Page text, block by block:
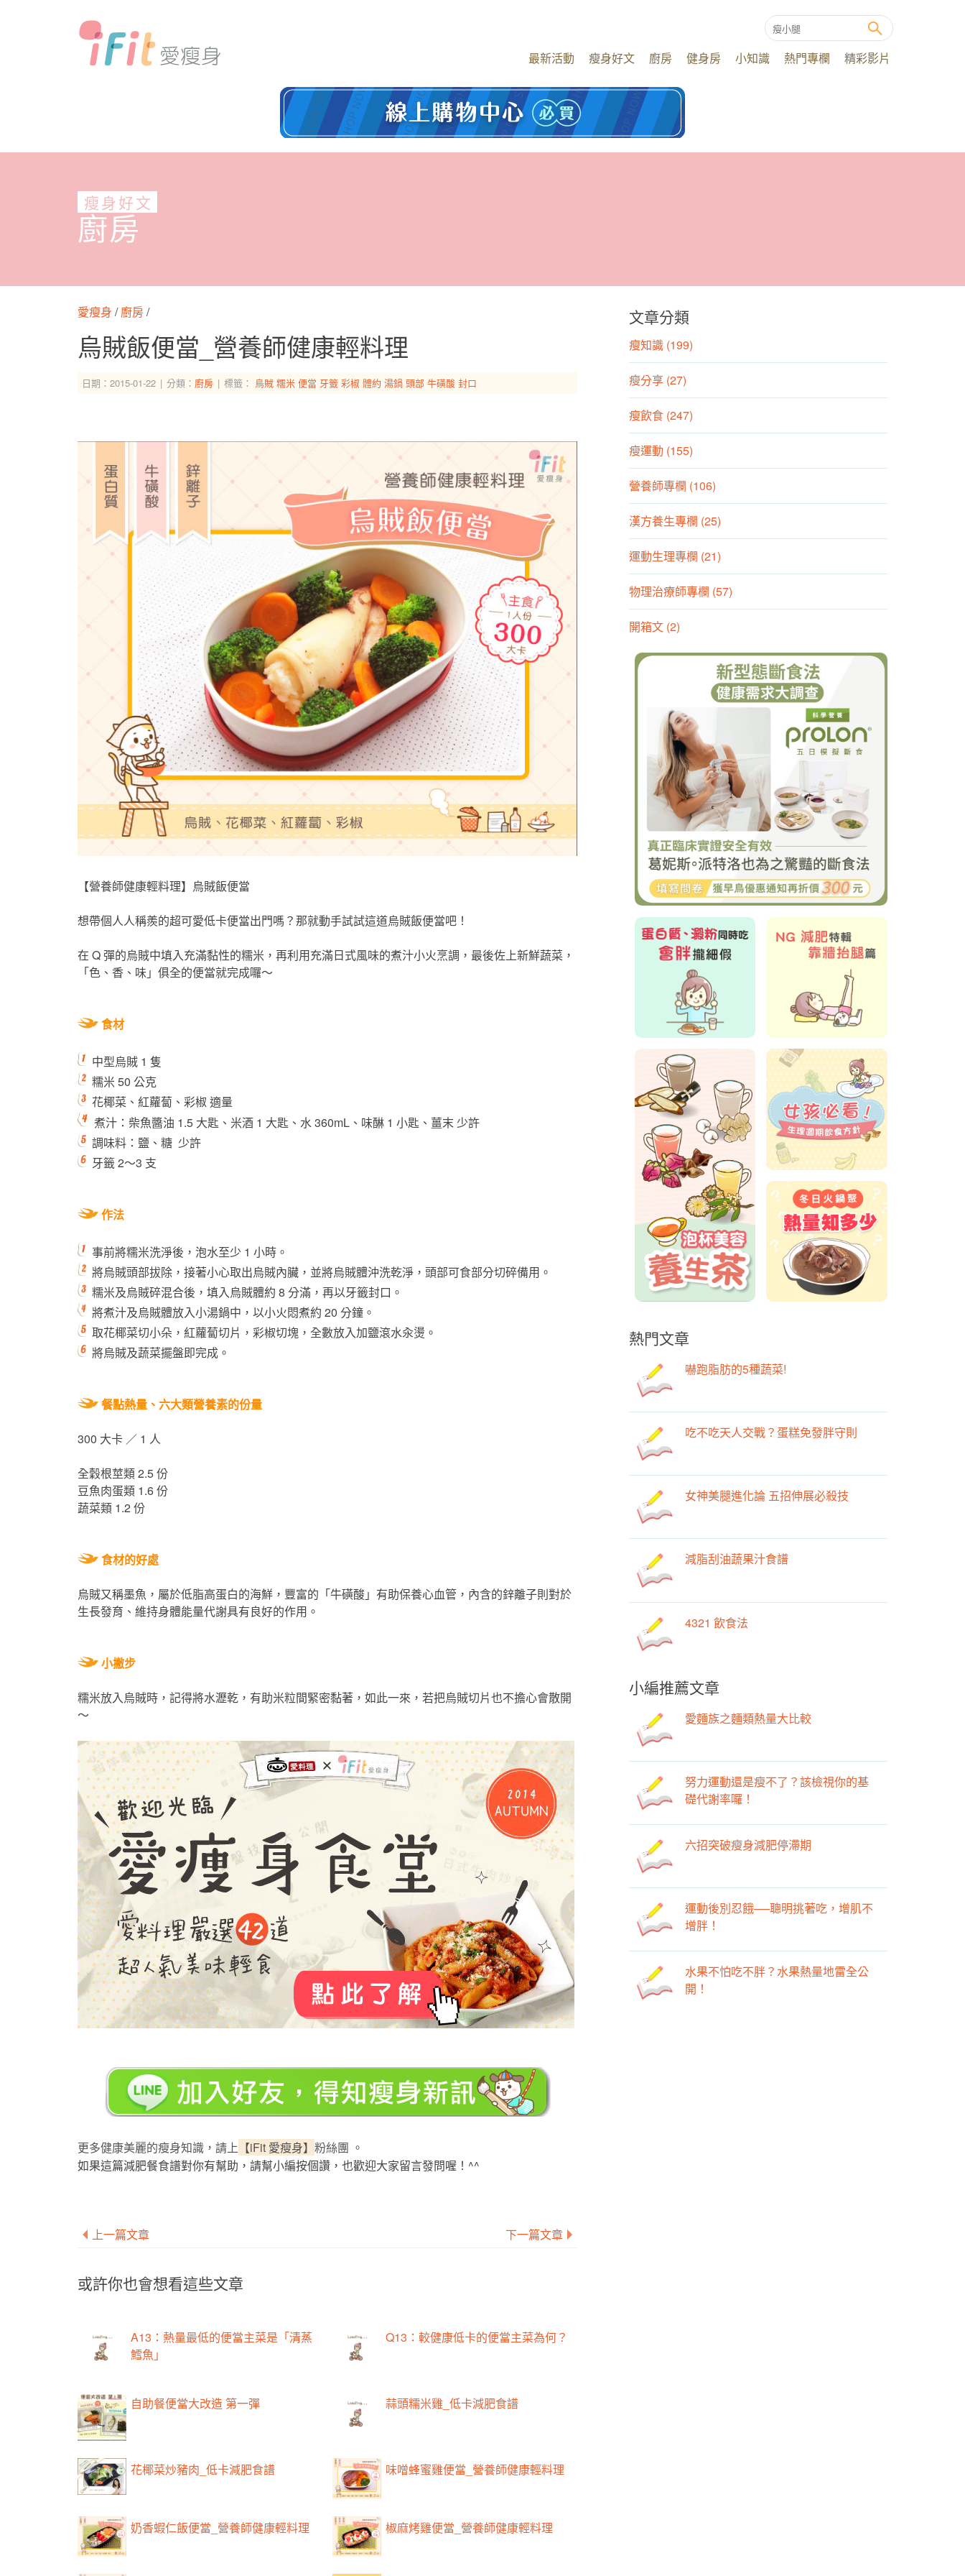
最新活動 瘦身好文 廚房 健身房 小知識 熱門專欄 精彩影片
瘦身好文
廚房
愛瘦身 /廚房/
烏賊飯便當_營養師健康輕料理
日期：2015-01-22 分類： 廚房 標籤： 烏賊 糯米 便當 牙籤 彩椒 體約 湯鍋 頭部 牛磺酸 封口
【營養師健康輕料理】烏賊飯便當
想帶個人人稱羨的超可愛低卡便當出門嗎？那就動手試試這道烏賊飯便當吧！
在 Q 彈的烏賊中填入充滿黏性的糯米，再利用充滿日式風味的煮汁小火烹調，最後佐上新鮮蔬菜，
「色、香、味」俱全的便當就完成囉～
食材
中型烏賊 1 隻
糯米 50 公克
花椰菜、紅蘿蔔、彩椒 適量
煮汁：柴魚醬油 1.5 大匙、米酒 1 大匙、水 360mL、味醂 1 小匙、薑末 少許
調味料：鹽、糖 少許
牙籤 2～3 支
作法
事前將糯米洗淨後，泡水至少 1 小時。
將烏賊頭部拔除，接著小心取出烏賊內臟，並將烏賊體沖洗乾淨，頭部可食部分切碎備用。
糯米及烏賊碎混合後，填入烏賊體約 8 分滿，再以牙籤封口。
將煮汁及烏賊體放入小湯鍋中，以小火悶煮約 20 分鐘。
取花椰菜切小朵，紅蘿蔔切片，彩椒切塊，全數放入加鹽滾水汆燙。
將烏賊及蔬菜擺盤即完成。
餐點熱量、六大類營養素的份量
300 大卡 ／ 1 人
全穀根莖類 2.5 份
豆魚肉蛋類 1.6 份
蔬菜類 1.2 份
食材的好處
烏賊又稱墨魚，屬於低脂高蛋白的海鮮，豐富的「牛磺酸」有助保養心血管，內含的鋅離子則對於
生長發育、維持身體能量代謝具有良好的作用。
小撇步
糯米放入烏賊時，記得將水瀝乾，有助米粒間緊密黏著，如此一來，若把烏賊切片也不擔心會散開
～
更多健康美麗的瘦身知識，請上 【iFit 愛瘦身】 粉絲團 。
如果這篇減肥餐食譜對你有幫助，請幫小編按個讚，也歡迎大家留言發問喔！^^
上一篇文章 下一篇文章
或許你也會想看這些文章
A13：熱量最低的便當主菜是「清蒸
鱈魚」
Q13：較健康低卡的便當主菜為何？
自助餐便當大改造 第一彈 蒜頭糯米雞_低卡減肥食譜
花椰菜炒豬肉_低卡減肥食譜 味噌蜂蜜雞便當_營養師健康輕料理
奶香蝦仁飯便當_營養師健康輕料理 椒麻烤雞便當_營養師健康輕料理
文章分類
瘦知識 (199)
瘦分享 (27)
瘦飲食 (247)
瘦運動 (155)
營養師專欄 (106)
漢方養生專欄 (25)
運動生理專欄 (21)
物理治療師專欄 (57)
開箱文 (2)
熱門文章
嚇跑脂肪的5種蔬菜!
吃不吃天人交戰？蛋糕免發胖守則
女神美腿進化論 五招伸展必殺技
減脂刮油蔬果汁食譜
4321 飲食法
小編推薦文章
愛麵族之麵類熱量大比較
努力運動還是瘦不了？該檢視你的基
礎代謝率囉！
六招突破瘦身減肥停滯期
運動後別忍餓──聰明挑著吃，增肌不
增胖！
水果不怕吃不胖？水果熱量地雷全公
開！